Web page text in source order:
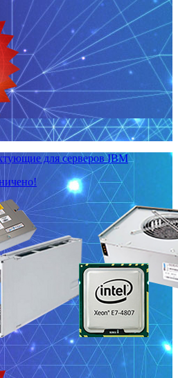
для серверов IBM